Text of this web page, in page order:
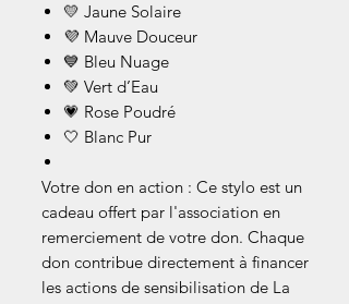
💛 Jaune Solaire
💜 Mauve Douceur
💙 Bleu Nuage
💚 Vert d’Eau
💗 Rose Poudré
🤍 Blanc Pur
Votre don en action : Ce stylo est un
cadeau offert par l'association en
remerciement de votre don. Chaque
don contribue directement à financer
les actions de sensibilisation de La